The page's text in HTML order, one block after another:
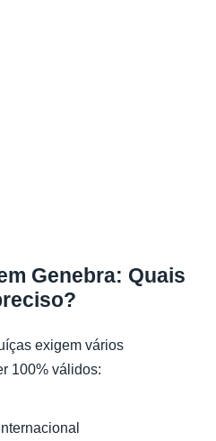
Genebra: Quais
exigem vários
100% válidos: